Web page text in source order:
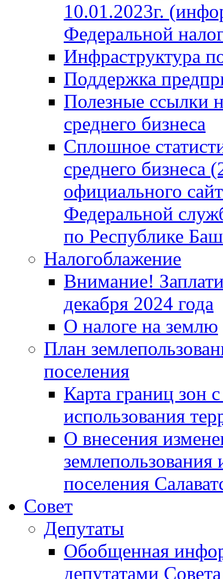
10.01.2023г.
Федеральной
Инфраструктура
Поддержка
Полезные ссылки
среднего бизнеса
Сплошное
среднего бизнеса
официального
Федеральной
по Республике
Налогоблажение
Внимание!
декабря 2024 года
О налоге на землю
План
поселения
Карта границ зон
использования
О внесения
землепользования
поселения
Совет
Депутаты
Обобщенная
депутатами